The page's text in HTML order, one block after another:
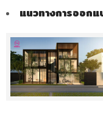
แนวทางการออก